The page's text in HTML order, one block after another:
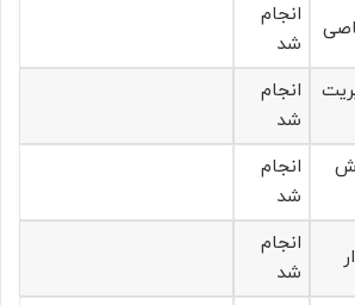
انجام
شد
انجام
شد
انجام
شد
انجام
شد